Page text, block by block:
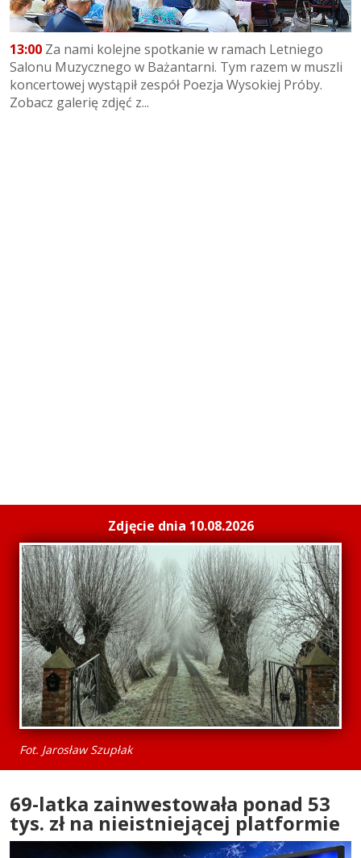
13:00 Za nami kolejne spotkanie w ramach Letniego
Salonu Muzycznego w Bażantarni. Tym razem w muszli
koncertowej wystąpił zespół Poezja Wysokiej Próby.
Zobacz galerię zdjęć z...
Zdjęcie dnia 10.08.2026
Fot. Jarosław Szupłak
69-latka zainwestowała ponad 53
tys. zł na nieistniejącej platformie